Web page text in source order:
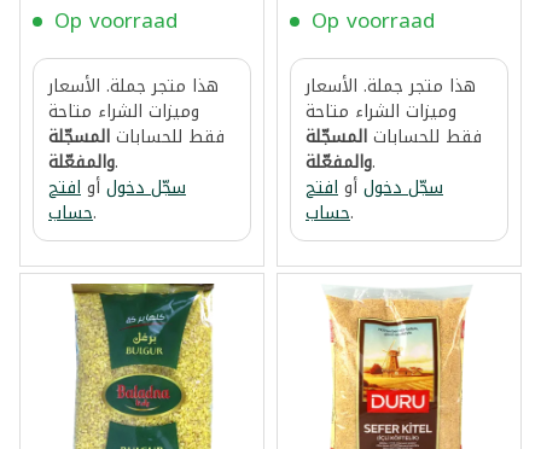
Op voorraad
هذا متجر جملة. الأسعار
وميزات الشراء متاحة
فقط للحساباتالمسجّلة
والمفعّلة.
سجّل دخولأوافتح
حساب.
Op voorraad
هذا متجر جملة. الأسعار
وميزات الشراء متاحة
فقط للحساباتالمسجّلة
والمفعّلة.
سجّل دخولأوافتح
حساب.